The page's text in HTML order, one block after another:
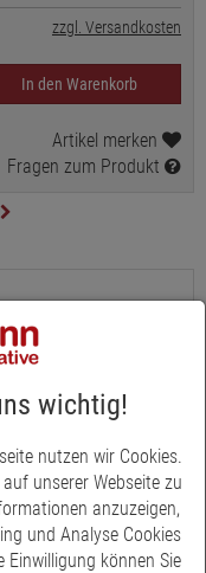
zzgl. Versandkosten
In den Warenkorb
Artikel merken
Fragen zum Produkt
gold, silber und rot
Dekorationen einen
einsetzbar für
zum Binden von
verleiht allen
festliche Anlässe das
hat eine formbare
bringen. Es ist in drei
wichtig!
nutzen wir Cookies.
unserer Webseite zu
anzuzeigen,
und Analyse Cookies
Einwilligung können Sie